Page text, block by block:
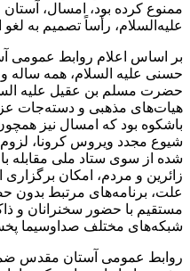
ممنوع کرده بود، امسال،
علیه‌السلام، رأساً تصمیم به
بر اساس اعلام روابط
حسنی علیه السلام، همه ساله
حضرت مسلم بن عقیل علیه
هیات‌های مذهبی و دسته‌جات
باشکوه بود که امسال نیز
شیوع مجدد ویروس کرونا،
شده از سوی ستاد ملی مقابله
زائرین و مردم، امکان
علت، برنامه‌های مرتبط
مستقیم با حضور سخنرانان و
شبکه‌های مختلف صداوسیما
روابط عمومی آستان مقدس